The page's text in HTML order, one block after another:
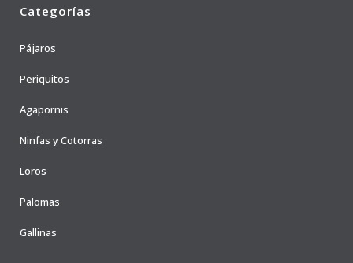
Categorías
Pájaros
Periquitos
Agapornis
Ninfas y Cotorras
Loros
Palomas
Gallinas